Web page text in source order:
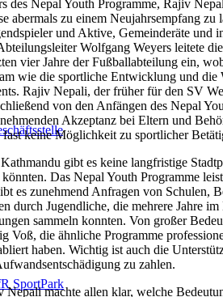
SportPark
des Nepal Youth Programme, Rajiv
abermals zu einem Neujahrsempfang
und Aktive, Gemeinderäte und
Wolfgang Weyers leitete
vier Jahre der Fußballabteilung ein,
wie die sportliche Entwicklung und
Rajiv Nepali, der früher für den SV
von den Anfängen des Nepal
Akzeptanz bei Eltern und
fast keine Möglichkeit zu sportlicher
gibt es keine langfristige
Das Nepal Youth Programme
es zunehmend Anfragen von Schulen,
durch Jugendliche, die mehrere Jahre
sammeln konnten. Von großer
Voß, die ähnliche Programme
haben. Wichtig ist auch die
zu zahlen.
machte allen klar, welche